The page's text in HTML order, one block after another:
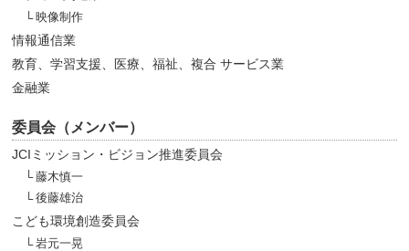
映像制作
情報通信業
教育、学習支援、医療、福祉、複合 サービス業
金融業
委員会（メンバー）
JCIミッション・ビジョン推進委員会
藤木慎一
後藤雄治
こども環境創造委員会
岩元一晃